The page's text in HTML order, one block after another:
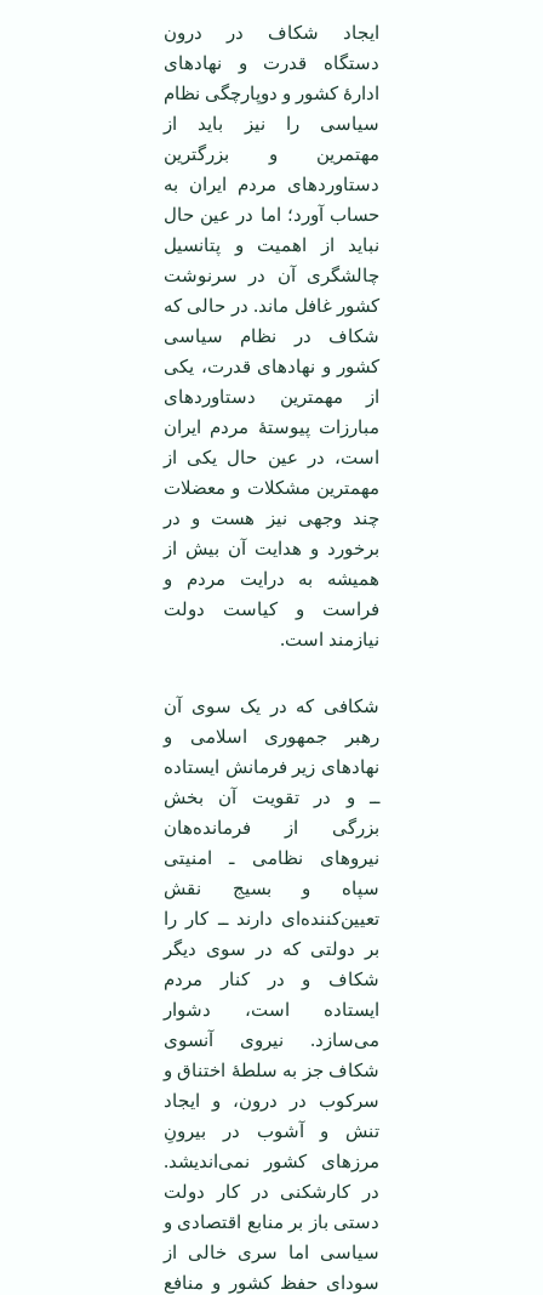
ایجاد شکاف در درون
دستگاه قدرت و نهادهای
ادارۀ کشور و دوپارچگی نظام
سیاسی را نیز باید از
مهتمرین و بزرگترین
دستاوردهای مردم ایران به
حساب آورد؛ اما در عین حال
نباید از اهمیت و پتانسیل
چالشگری آن در سرنوشت
کشور غافل ماند. در حالی که
شکاف در نظام سیاسی
کشور و نهادهای قدرت، یکی
از مهمترین دستاوردهای
مبارزات پیوستۀ مردم ایران
است، در عین حال یکی از
مهمترین مشکلات و معضلات
چند وجهی نیز هست و در
برخورد و هدایت آن بیش از
همیشه به درایت مردم و
فراست و کیاست دولت
نیازمند است.
شکافی که در یک سوی آن
رهبر جمهوری اسلامی و
نهادهای زیر فرمانش ایستاده
ــ و در تقویت آن بخش
بزرگی از فرمانده‌هان
نیروهای نظامی ـ امنیتی
سپاه و بسیج نقش
تعیین‌کننده‌ای دارند ــ کار را
بر دولتی که در سوی دیگر
شکاف و در کنار مردم
ایستاده است، دشوار
می‌سازد. نیروی آنسوی
شکاف جز به سلطۀ اختناق و
سرکوب در درون، و ایجاد
تنش و آشوب در بیرونِ
مرزهای کشور نمی‌اندیشد.
در کارشکنی در کار دولت
دستی باز بر منابع اقتصادی و
سیاسی اما سری خالی از
سودای حفظ کشور و منافع